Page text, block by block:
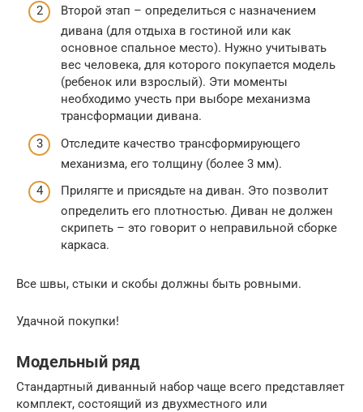
Второй этап – определиться с назначением
дивана (для отдыха в гостиной или как
основное спальное место). Нужно учитывать
вес человека, для которого покупается модель
(ребенок или взрослый). Эти моменты
необходимо учесть при выборе механизма
трансформации дивана.
Отследите качество трансформирующего
механизма, его толщину (более 3 мм).
Прилягте и присядьте на диван. Это позволит
определить его плотностью. Диван не должен
скрипеть – это говорит о неправильной сборке
каркаса.
Все швы, стыки и скобы должны быть ровными.
Удачной покупки!
Модельный ряд
Стандартный диванный набор чаще всего представляет
комплект, состоящий из двухместного или